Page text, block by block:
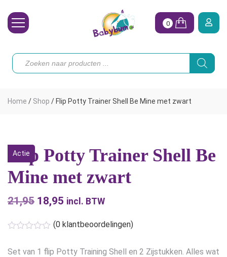
Toebehoren
Onze merken
Hoe begin ik?
0
Producten
zoeken
Home / Shop / Flip Potty Trainer Shell Be Mine met zwart
Actie
Flip Potty Trainer Shell Be
Mine met zwart
21,95 Oorspronkelijke
was:
€21,95.
18,95 Huidige
€18,95.
incl. BTW
(0 klantbeoordelingen)
Set van 1 flip Potty Training Shell en 2 Zijstukken. Alles wat